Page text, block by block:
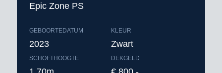
Epic Zone PS
GEBOORTEDATUM
2023
SCHOFTHOOGTE
KLEUR
Zwart
DEKGELD